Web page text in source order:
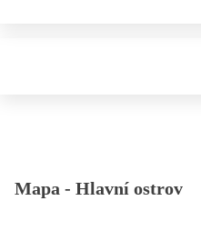
Mapa - Hlavní ostrov